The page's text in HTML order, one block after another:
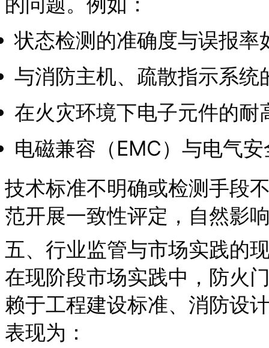
状态检测的准确度与误报率
与消防主机、疏散指示系
在火灾环境下电子元件的
电磁兼容（EMC）与电气
技术标准不明确或检测手段
范开展一致性评定，自然影
五、行业监管与市场实践的
在现阶段市场实践中，防火
赖于工程建设标准、消防设
表现为：